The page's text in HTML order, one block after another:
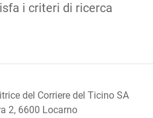
i criteri di ricerca
del Corriere del Ticino SA
2, 6600 Locarno